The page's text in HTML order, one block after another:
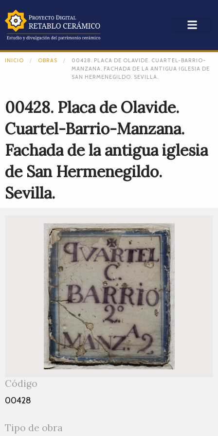
INICIO OBRAS
00428. PLACA DE OLAVIDE. CUARTEL-BARRIO-
MANZANA. FACHADA DE LA ANTIGUA IGLESIA DE
SAN HERMENEGILDO. SEVILLA.
00428. Placa de Olavide.
Cuartel-Barrio-Manzana.
Fachada de la antigua iglesia
de San Hermenegildo.
Sevilla.
Código
00428
Tipo de obra